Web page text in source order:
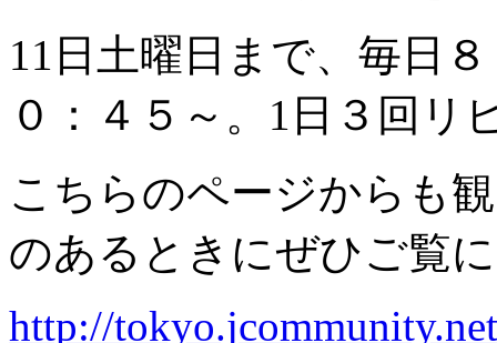
11日土曜日まで、毎日
０：４５～。1日３回リ
こちらのページからも
のあるときにぜひご覧
http://